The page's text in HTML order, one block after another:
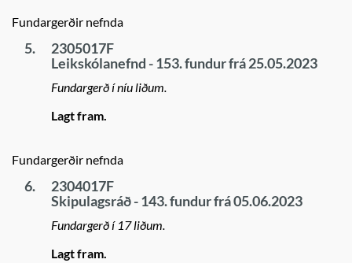
Fundargerðir nefnda
5.
2305017F
Leikskólanefnd - 153. fundur frá 25.05.2023
Fundargerð í níu liðum.
Lagt fram.
Fundargerðir nefnda
6.
2304017F
Skipulagsráð - 143. fundur frá 05.06.2023
Fundargerð í 17 liðum.
Lagt fram.